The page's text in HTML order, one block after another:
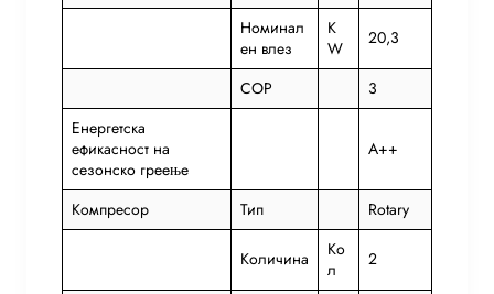
Номинал
ен влез
K
W
20,3
COP
3
Енергетска
ефикасност на
сезонско греење
A++
Компресор Тип Rotary
Количина
Ко
л
2